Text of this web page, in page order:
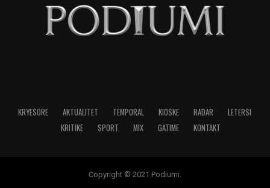
RESHAT ARBANA
LAJMI I RRADHËS
MUND TË PËLQENI